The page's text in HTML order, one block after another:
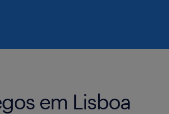
em Lisboa